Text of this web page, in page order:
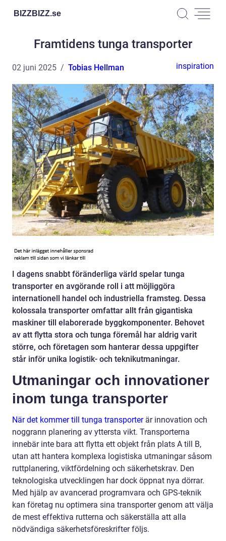
BIZZBIZZ.se
Framtidens tunga transporter
02 juni 2025 Tobias Hellman inspiration
I dagens snabbt föränderliga värld spelar tunga
transporter en avgörande roll i att möjliggöra
internationell handel och industriella framsteg. Dessa
kolossala transporter omfattar allt från gigantiska
maskiner till elaborerade byggkomponenter. Behovet
av att flytta stora och tunga föremål har aldrig varit
större, och företagen som hanterar dessa uppgifter
står inför unika logistik- och teknikutmaningar.
Utmaningar och innovationer
inom tunga transporter
När det kommer till tunga transporterär innovation och
noggrann planering av yttersta vikt. Transporterna
innebär inte bara att flytta ett objekt från plats A till B,
utan att hantera komplexa logistiska utmaningar såsom
ruttplanering, viktfördelning och säkerhetskrav. Den
teknologiska utvecklingen har dock öppnat nya dörrar.
Med hjälp av avancerad programvara och GPS-teknik
kan företag nu optimera sina transporter genom att välja
de mest effektiva rutterna och säkerställa att alla
nödvändiga säkerhetsföreskrifter följs.